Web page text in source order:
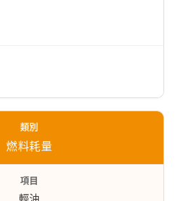
燃料耗量